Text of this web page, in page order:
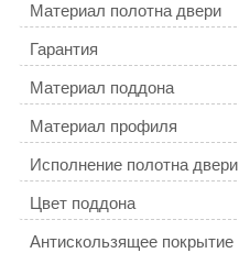
Материал полотна двери
Гарантия
Материал поддона
Материал профиля
Исполнение полотна двери
Цвет поддона
Антискользящее покрытие